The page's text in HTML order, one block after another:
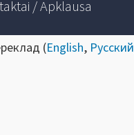
/ Apklausa
(English, Русский